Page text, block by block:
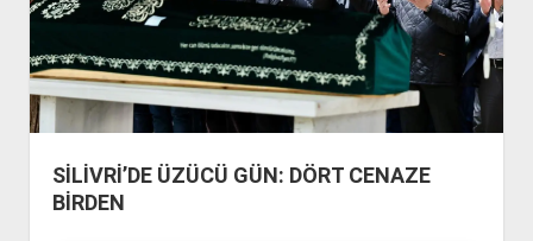
Gündem
Haber
Spor
Künye ve İletişim
SİLİVRİ’DE ÜZÜCÜ GÜN: DÖRT CENAZE
BİRDEN